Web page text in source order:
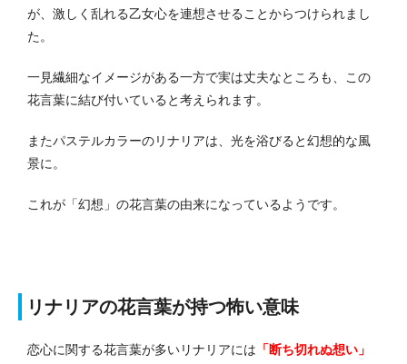
が、激しく乱れる乙女心を連想させることからつけられまし
た。
一見繊細なイメージがある一方で実は丈夫なところも、この
花言葉に結び付いていると考えられます。
またパステルカラーのリナリアは、光を浴びると幻想的な風
景に。
これが「幻想」の花言葉の由来になっているようです。
リナリアの花言葉が持つ怖い意味
恋心に関する花言葉が多いリナリアには 「断ち切れぬ想い」